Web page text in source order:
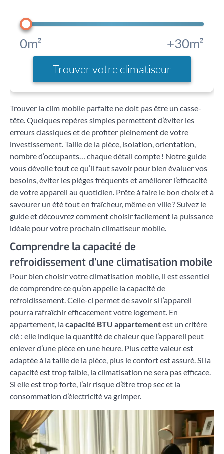
0m² +30m²
Trouver votre climatiseur
Trouver la clim mobile parfaite ne doit pas être un casse-
tête. Quelques repères simples permettent d’éviter les
erreurs classiques et de profiter pleinement de votre
investissement. Taille de la pièce, isolation, orientation,
nombre d’occupants… chaque détail compte ! Notre guide
vous dévoile tout ce qu’il faut savoir pour bien évaluer vos
besoins, éviter les pièges fréquents et améliorer l’efficacité
de votre appareil au quotidien. Prête à faire le bon choix et à
savourer un été tout en fraîcheur, même en ville ? Suivez le
guide et découvrez comment choisir facilement la puissance
idéale pour votre prochain climatiseur mobile.
Comprendre la capacité de
refroidissement d’une climatisation mobile
Pour bien choisir votre climatisation mobile, il est essentiel
de comprendre ce qu’on appelle la capacité de
refroidissement. Celle-ci permet de savoir si l’appareil
pourra rafraîchir efficacement votre logement. En
appartement, lacapacité BTU appartementest un critère
clé : elle indique la quantité de chaleur que l’appareil peut
enlever d’une pièce en une heure. Plus cette valeur est
adaptée à la taille de la pièce, plus le confort est assuré. Si la
capacité est trop faible, la climatisation ne sera pas efficace.
Si elle est trop forte, l’air risque d’être trop sec et la
consommation d’électricité va grimper.